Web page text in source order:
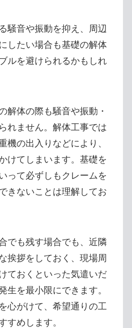
騒音や振動を抑え、周辺
したい場合も基礎の解体
ルを避けられるかもしれ
解体の際も騒音や振動・
れません。解体工事では
機の出入りなどにより、
けてしまいます。基礎を
って必ずしもクレームを
きないことは理解してお
でも残す場合でも、近隣
挨拶をしておく、現場周
ておくといった気遣いだ
生を最小限にできます。
心がけて、希望通りの工
すめします。